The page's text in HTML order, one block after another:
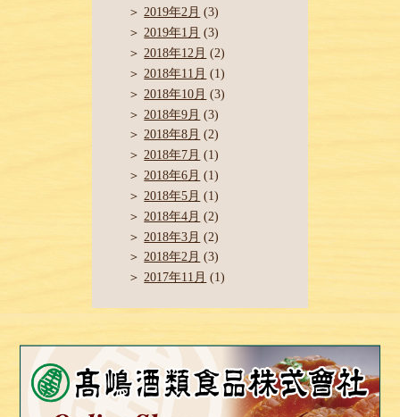
2019年2月 (3)
2019年1月 (3)
2018年12月 (2)
2018年11月 (1)
2018年10月 (3)
2018年9月 (3)
2018年8月 (2)
2018年7月 (1)
2018年6月 (1)
2018年5月 (1)
2018年4月 (2)
2018年3月 (2)
2018年2月 (3)
2017年11月 (1)